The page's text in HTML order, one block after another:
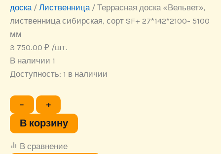
доска/ Лиственница/ Террасная доска «Вельвет»,
лиственница сибирская, сорт SF+ 27*142*2100- 5100
мм
3 750.00 ₽ /шт.
В наличии 1
Доступность: 1 в наличии
−
Количество
товара
Террасная
доска
лиственница
+
В корзину
В сравнение